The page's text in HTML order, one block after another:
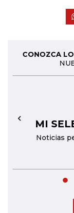
CONOZCA
MI
Noticias
←